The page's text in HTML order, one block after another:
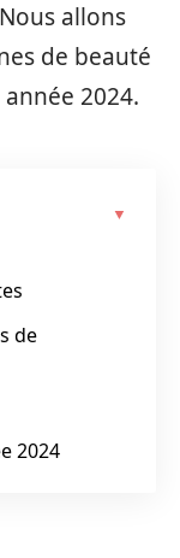
allons
de beauté
2024.
de
2024